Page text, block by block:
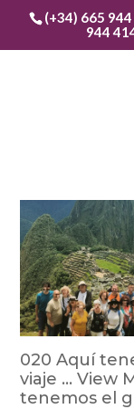
(+34) 665
944
020 Aquí
viaje ... View
tenemos el